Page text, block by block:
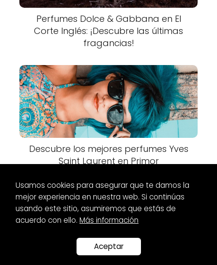
Perfumes Dolce & Gabbana en El
Corte Inglés: ¡Descubre las últimas
fragancias!
Descubre los mejores perfumes Yves
Saint Laurent en Primor
Relojes de pared Leroy Merlin: ¡Decora tus
Usamos cookies para asegurar que te damos la
mejor experiencia en nuestra web. Si continúas
usando este sitio, asumiremos que estás de
acuerdo con ello. Más información
Aceptar